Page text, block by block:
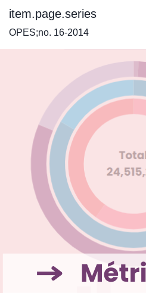
item.page.series
OPES;no. 16-2014